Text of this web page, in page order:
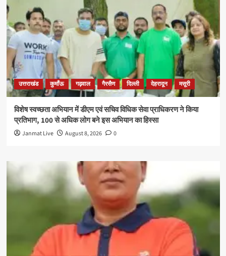
उत्तराखंड कुमाँऊ गढ़वाल गैरसैण दिल्ली देहरादून मसूरी
विशेष स्वच्छता अभियान में डीएम एवं सचिव विधिक सेवा प्राधिकरण ने किया
प्रतिभाग, 100 से अधिक लोग बने इस अभियान का हिस्सा
Janmat Live August 8, 2026 0